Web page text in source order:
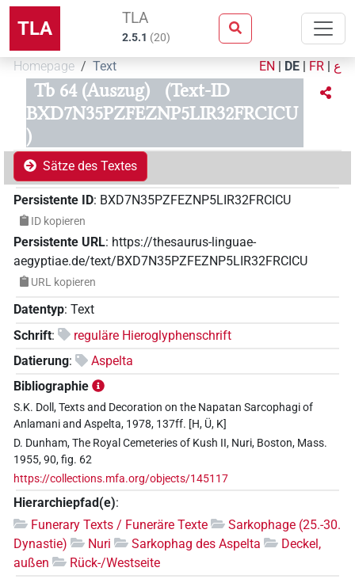
TLA TLA
2.5.1 (20)
Homepage Text EN | DE | FR | ع
Tb 64 (Auszug)
(Text-ID
BXD7N35PZFEZNP5LIR32FRCICU
)
Sätze des Textes
Persistente ID: BXD7N35PZFEZNP5LIR32FRCICU
ID kopieren
Persistente URL: https://thesaurus-linguae-
aegyptiae.de/text/BXD7N35PZFEZNP5LIR32FRCICU
URL kopieren
Datentyp: Text
Schrift:
reguläre Hieroglyphenschrift
Datierung:
Aspelta
Bibliographie
S.K. Doll, Texts and Decoration on the Napatan Sarcophagi of
Anlamani and Aspelta, 1978, 137ff. [H, Ü, K]
D. Dunham, The Royal Cemeteries of Kush II, Nuri, Boston, Mass.
1955, 90, fig. 62
https://collections.mfa.org/objects/145117
Hierarchiepfad(e):
Funerary Texts / Funeräre Texte
Sarkophage (25.-30.
Dynastie)
Nuri Sarkophag des Aspelta
Deckel,
außen
Rück-/Westseite